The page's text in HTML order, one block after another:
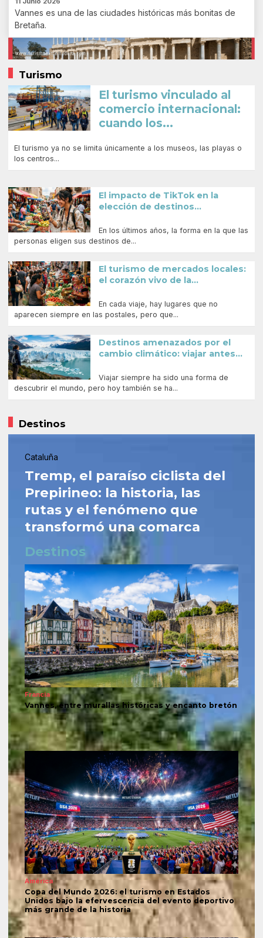
Vannes es una de las ciudades históricas más bonitas de
Bretaña.
Turismo
El turismo vinculado al
comercio internacional:
cuando los...
El turismo ya no se limita únicamente a los museos, las playas o
los centros...
El impacto de TikTok en la
elección de destinos...
En los últimos años, la forma en la que las
personas eligen sus destinos de...
El turismo de mercados locales:
el corazón vivo de la...
En cada viaje, hay lugares que no
aparecen siempre en las postales, pero que...
Destinos amenazados por el
cambio climático: viajar antes...
Viajar siempre ha sido una forma de
descubrir el mundo, pero hoy también se ha...
Destinos
Cataluña
Tremp, el paraíso ciclista del
Prepirineo: la historia, las
rutas y el fenómeno que
transformó una comarca
Destinos
Francia
Vannes, entre murallas históricas y encanto bretón
América
Copa del Mundo 2026: el turismo en Estados
Unidos bajo la efervescencia del evento deportivo
más grande de la historia